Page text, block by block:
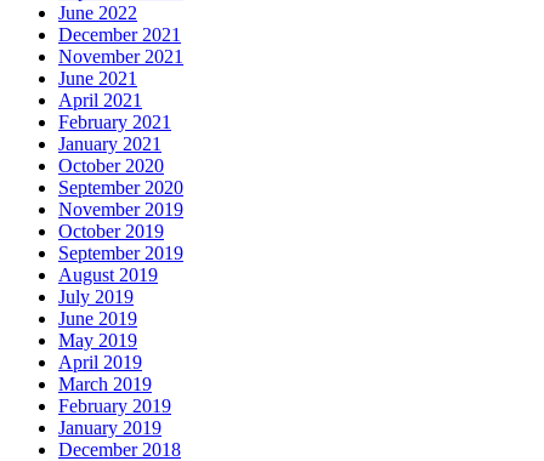
June 2022
December 2021
November 2021
June 2021
April 2021
February 2021
January 2021
October 2020
September 2020
November 2019
October 2019
September 2019
August 2019
July 2019
June 2019
May 2019
April 2019
March 2019
February 2019
January 2019
December 2018